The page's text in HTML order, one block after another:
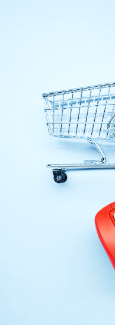
Produit
ETAI DE
160-290 CM
30,75